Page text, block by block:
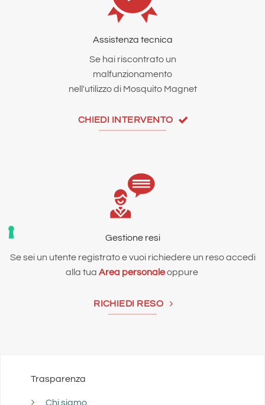
Assistenza tecnica
Se hai riscontrato un
malfunzionamento
nell'utilizzo di Mosquito Magnet
CHIEDI INTERVENTO
Gestione resi
Se sei un utente registrato e vuoi richiedere un reso accedi
alla tua Area personaleoppure
RICHIEDI RESO
Trasparenza
Chi siamo